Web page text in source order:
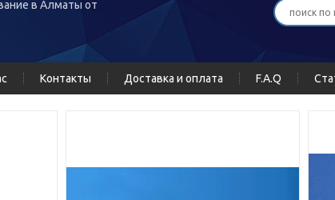
в Алматы от
Контакты Доставка и оплата F.A.Q